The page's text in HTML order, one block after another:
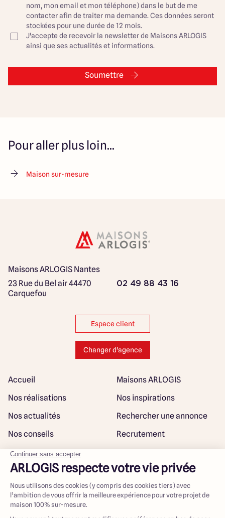
nom, mon email et mon téléphone) dans le but de me
contacter afin de traiter ma demande. Ces données seront
stockées pour une durée de 12 mois.
J'accepte de recevoir la newsletter de Maisons ARLOGIS
ainsi que ses actualités et informations.
Soumettre
Pour aller plus loin...
Maison sur-mesure
Maisons ARLOGIS Nantes
23 Rue du Bel air44470
Carquefou
02 49 88 43 16
Espace client
Changer d'agence
Accueil
Maisons ARLOGIS
Nos réalisations
Nos inspirations
Nos actualités
Rechercher une annonce
Nos conseils
Recrutement
Mentions légales
Rejoindre notre réseau
@ Maisons ARLOGIS 2023